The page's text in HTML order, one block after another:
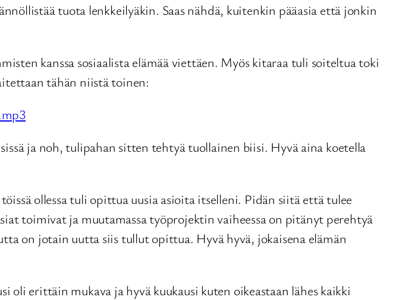
tuota lenkkeilyäkin. Saas nähdä, kuitenkin pääasia että jonkin
kanssa sosiaalista elämää viettäen. Myös kitaraa tuli soiteltua toki
tähän niistä toinen:
ja noh, tulipahan sitten tehtyä tuollainen biisi. Hyvä aina koetella
ollessa tuli opittua uusia asioita itselleni. Pidän siitä että tulee
toimivat ja muutamassa työprojektin vaiheessa on pitänyt perehtyä
on jotain uutta siis tullut opittua. Hyvä hyvä, jokaisena elämän
oli erittäin mukava ja hyvä kuukausi kuten oikeastaan lähes kaikki